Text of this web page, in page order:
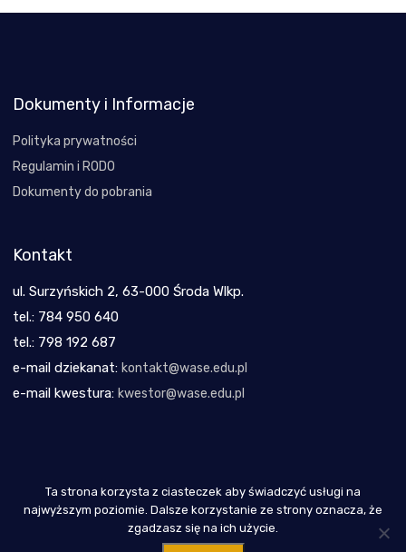
Dokumenty i Informacje
Polityka prywatności
Regulamin i RODO
Dokumenty do pobrania
Kontakt
ul. Surzyńskich 2, 63-000 Środa Wlkp.
tel.: 784 950 640
tel.: 798 192 687
e-mail dziekanat: kontakt@wase.edu.pl
e-mail kwestura: kwestor@wase.edu.pl
Copyright 2021
Ta strona korzysta z ciasteczek aby świadczyć usługi na
najwyższym poziomie. Dalsze korzystanie ze strony oznacza, że
zgadzasz się na ich użycie.